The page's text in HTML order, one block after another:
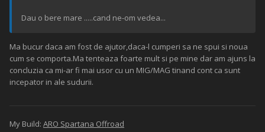
Dau o bere mare .....cand ne-om vedea...
Ma bucur daca am fost de ajutor,daca-l cumperi sa ne spui si noua
cum se comporta.Ma tenteaza foarte mult si pe mine dar am ajuns la
concluzia ca mi-ar fi mai usor cu un MIG/MAG tinand cont ca sunt
incepator in ale sudurii.
My Build: ARO Spartana Offroad